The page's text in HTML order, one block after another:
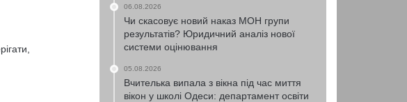
06.08.2026
Чи скасовує новий наказ МОН групи
результатів? Юридичний аналіз нової
системи оцінювання
05.08.2026
Вчителька випала з вікна під час миття
вікон у школі Одеси: департамент освіти